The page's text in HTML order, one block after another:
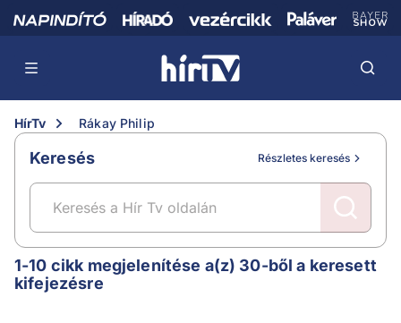
HírTv Rákay Philip
Keresés Részletes keresés
Rákay Philip
1-10 cikk megjelenítése a(z) 30-ből a keresett
kifejezésre